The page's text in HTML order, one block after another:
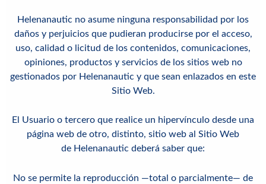
Helenanautic no asume ninguna responsabilidad por los
daños y perjuicios que pudieran producirse por el acceso,
uso, calidad o licitud de los contenidos, comunicaciones,
opiniones, productos y servicios de los sitios web no
gestionados por Helenanautic y que sean enlazados en este
Sitio Web.
El Usuario o tercero que realice un hipervínculo desde una
página web de otro, distinto, sitio web al Sitio Web
de Helenanautic deberá saber que:
No se permite la reproducción —total o parcialmente— de